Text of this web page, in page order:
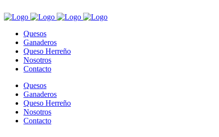
Quesos
Ganaderos
Queso Herreño
Nosotros
Contacto
Quesos
Ganaderos
Queso Herreño
Nosotros
Contacto